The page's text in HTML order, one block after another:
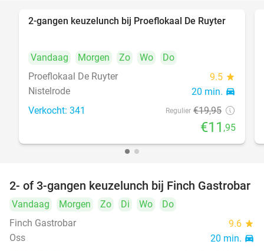
40%
2-gangen keuzelunch bij Proeflokaal De Ruyter
Vandaag Morgen Zo Wo
Do
Proeflokaal De Ruyter
9.5 star
Nistelrode 20 min. directions_car
Verkocht: 341 Regulier €19,95
€11 ,95
43%
2- of 3-gangen keuzelunch bij Finch Gastrobar
Vandaag Morgen Zo Di Wo
Do
Finch Gastrobar
9.6 star
Oss 20 min. directions_car